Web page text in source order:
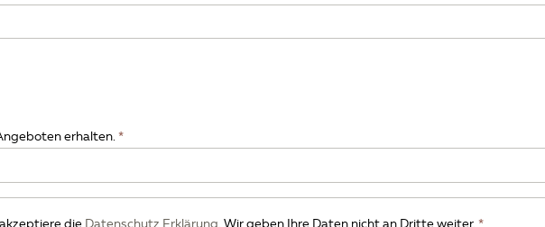
erhalten.
die Datenschutz Erklärung. Wir geben Ihre Daten nicht an Dritte weiter.